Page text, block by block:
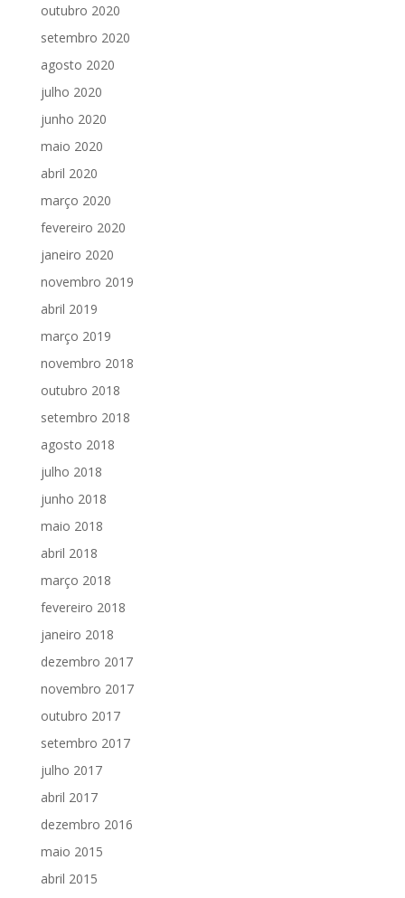
outubro 2020
setembro 2020
agosto 2020
julho 2020
junho 2020
maio 2020
abril 2020
março 2020
fevereiro 2020
janeiro 2020
novembro 2019
abril 2019
março 2019
novembro 2018
outubro 2018
setembro 2018
agosto 2018
julho 2018
junho 2018
maio 2018
abril 2018
março 2018
fevereiro 2018
janeiro 2018
dezembro 2017
novembro 2017
outubro 2017
setembro 2017
julho 2017
abril 2017
dezembro 2016
maio 2015
abril 2015